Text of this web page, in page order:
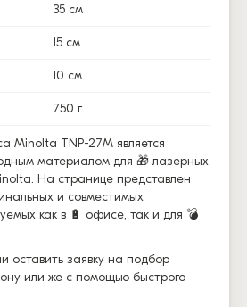
35 см
15 см
10 см
750 г.
Minolta TNP-27M является
материалом для 🎁 лазерных
На странице представлен
и совместимых
как в 🔋 офисе, так и для 💣
оставить заявку на подбор
или же с помощью быстрого